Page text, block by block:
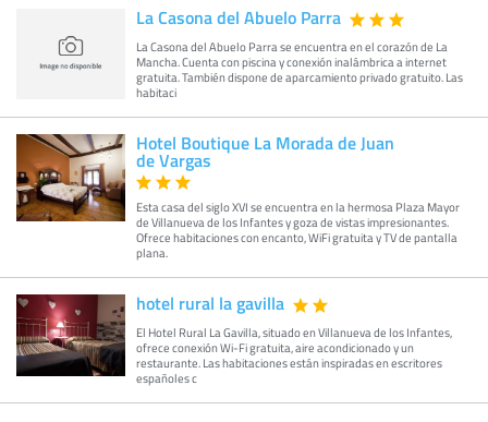
La Casona del Abuelo Parra
La Casona del Abuelo Parra se encuentra en el corazón de La
Mancha. Cuenta con piscina y conexión inalámbrica a internet
gratuita. También dispone de aparcamiento privado gratuito. Las
habitaci
Hotel Boutique La Morada de Juan
de Vargas
Esta casa del siglo XVI se encuentra en la hermosa Plaza Mayor
de Villanueva de los Infantes y goza de vistas impresionantes.
Ofrece habitaciones con encanto, WiFi gratuita y TV de pantalla
plana.
hotel rural la gavilla
El Hotel Rural La Gavilla, situado en Villanueva de los Infantes,
ofrece conexión Wi-Fi gratuita, aire acondicionado y un
restaurante. Las habitaciones están inspiradas en escritores
españoles c